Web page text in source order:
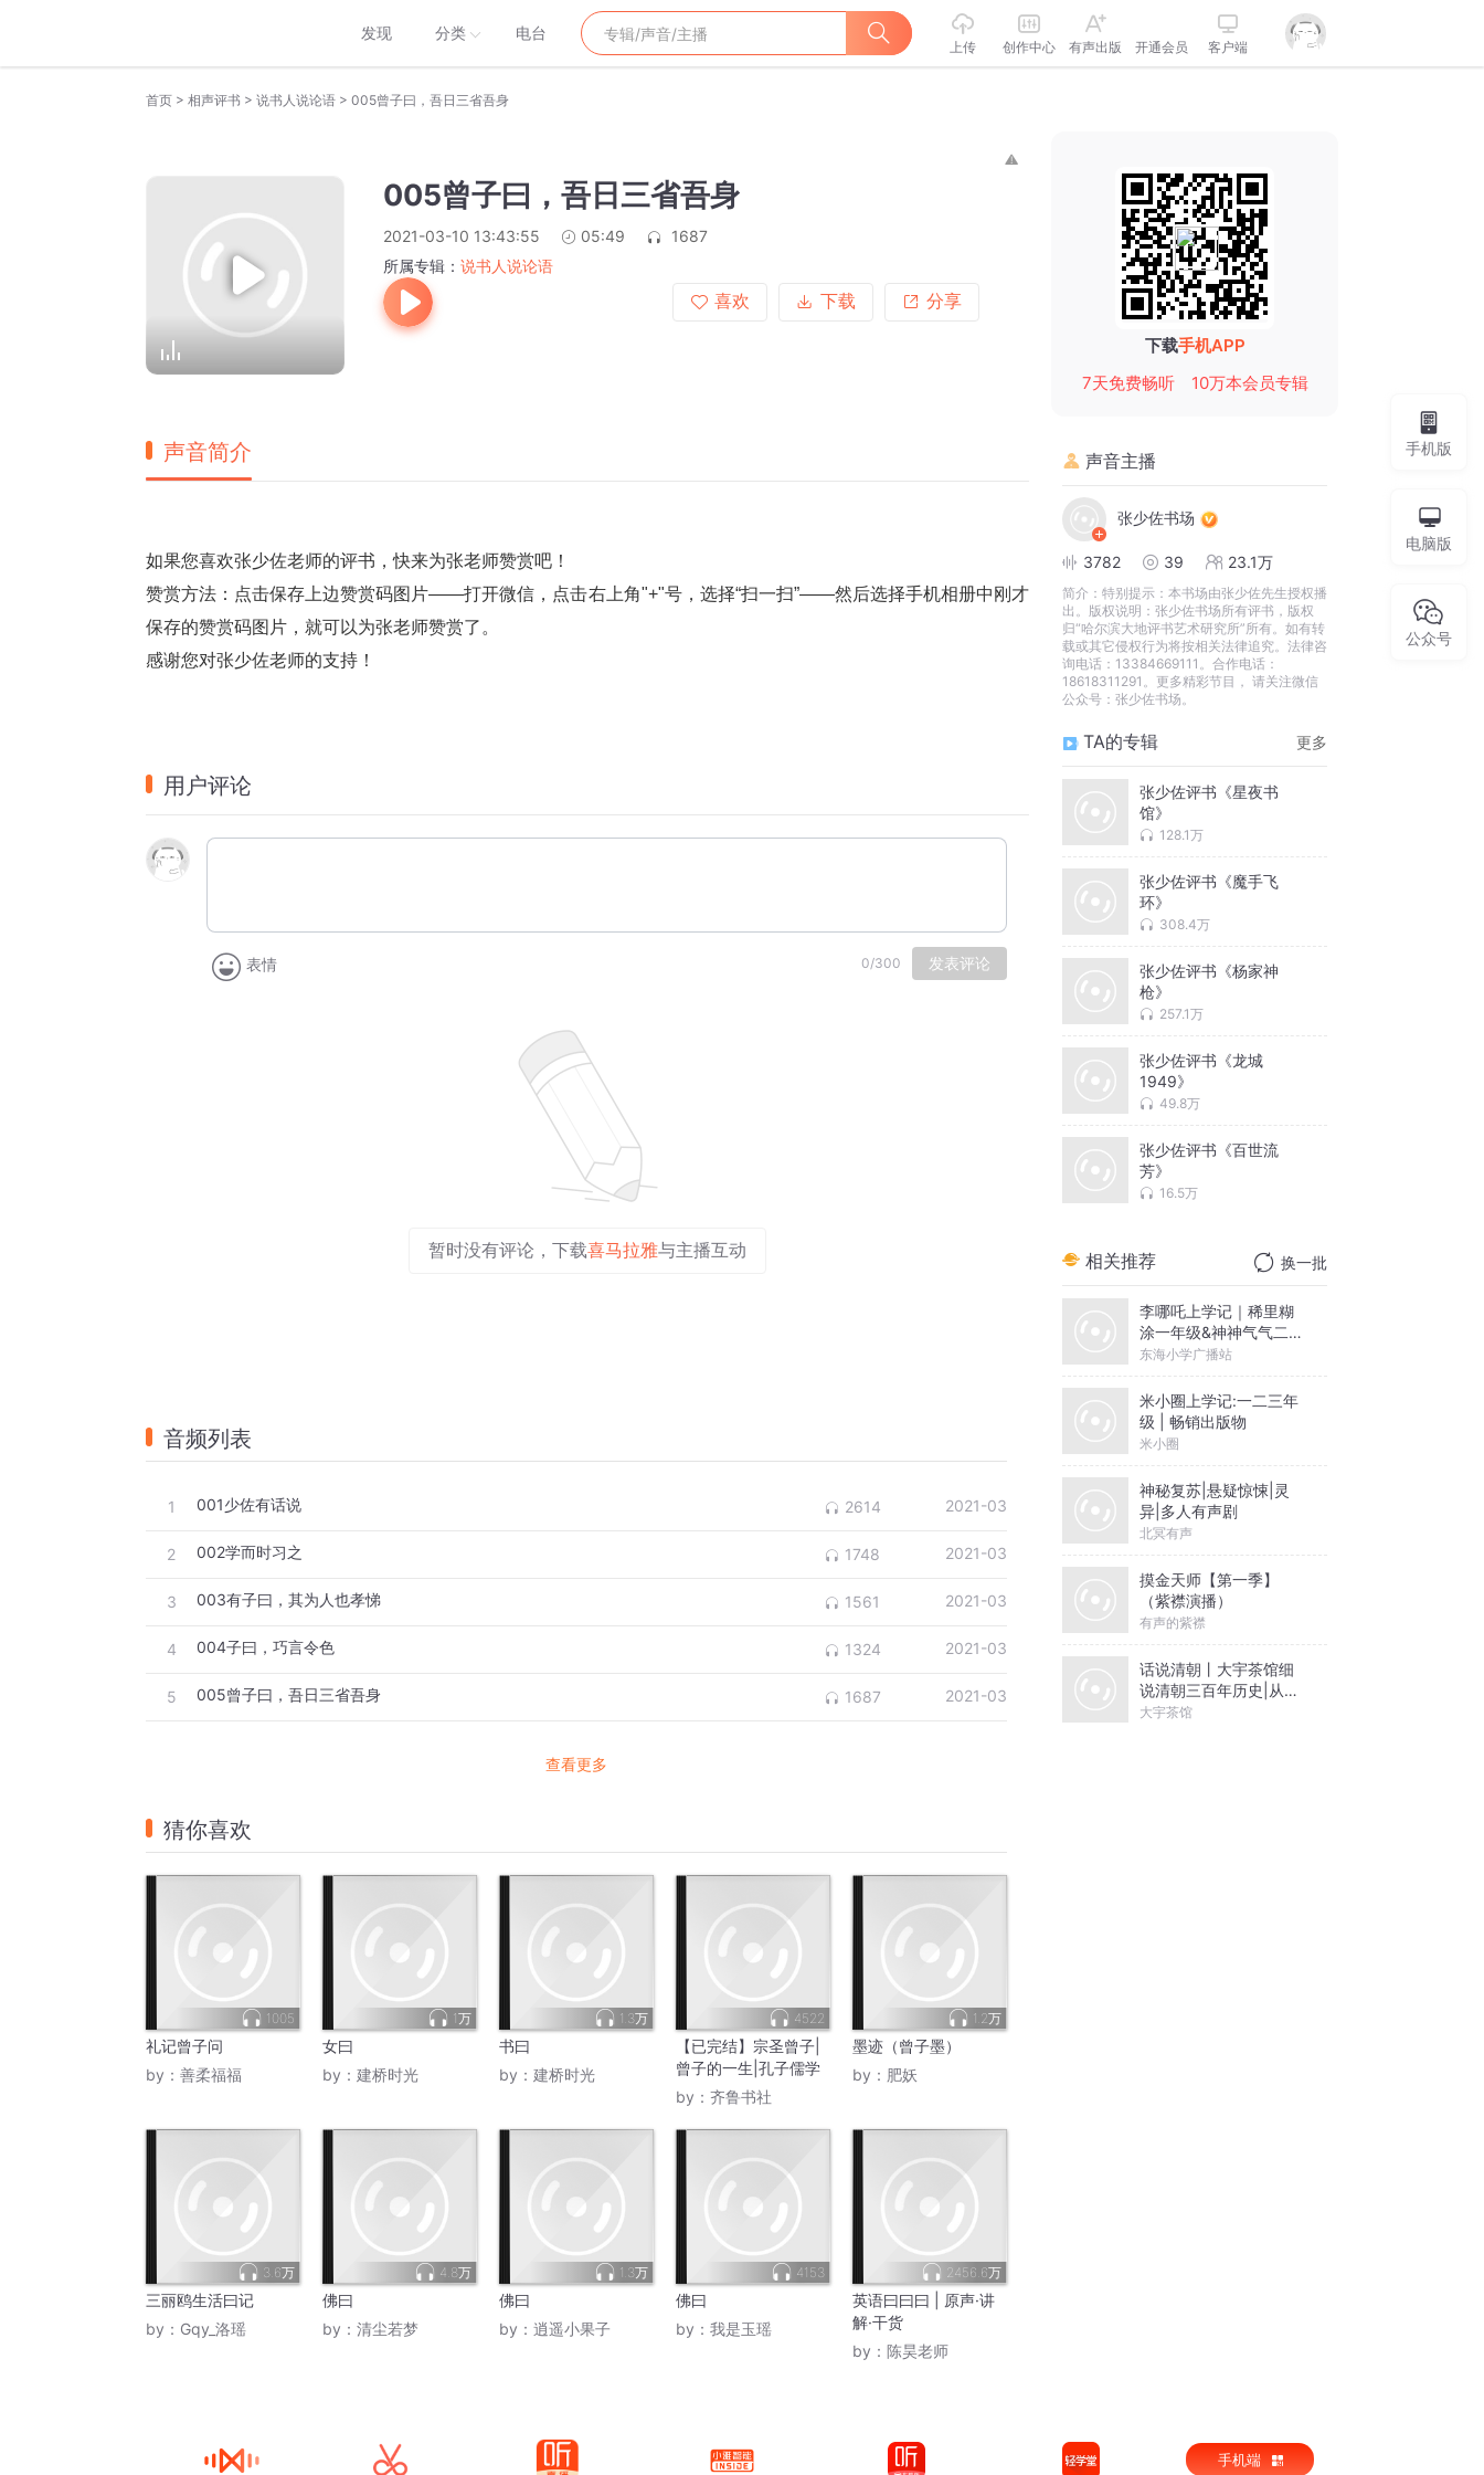
发现 分类 电台
上传 创作中心 有声出版 开通会员 客户端
首页 > 相声评书 > 说书人说论语 > 005曾子曰，吾日三省吾身
005曾子曰，吾日三省吾身
2021-03-10 13:43:55 05:49
1687
所属专辑： 说书人说论语
喜欢
下载 分享
声音简介
如果您喜欢张少佐老师的评书，快来为张老师赞赏吧！
赞赏方法：点击保存上边赞赏码图片——打开微信，点击右上角"+"号，选择“扫一扫”——然后选择手机相册中刚才
保存的赞赏码图片，就可以为张老师赞赏了。
感谢您对张少佐老师的支持！
用户评论
表情 0/300 发表评论
暂时没有评论，下载喜马拉雅与主播互动
音频列表
1 001少佐有话说 2614 2021-03
2 002学而时习之 1748 2021-03
3 003有子曰，其为人也孝悌 1561 2021-03
4 004子曰，巧言令色 1324 2021-03
5 005曾子曰，吾日三省吾身 1687 2021-03
查看更多
猜你喜欢
1005
礼记曾子问
by： 善柔福福
1万
女曰
by： 建桥时光
1.3万
书曰
by： 建桥时光
4522
【已完结】宗圣曾子|
曾子的一生|孔子儒学
by： 齐鲁书社
1.2万
墨迹（曾子墨）
by： 肥妖
3.6万
三丽鸥生活曰记
by： Gqy_洛瑶
4.8万
佛曰
by： 清尘若梦
1.3万
佛曰
by： 逍遥小果子
4153
佛曰
by： 我是玉瑶
2456.6万
英语曰曰曰 | 原声·讲
解·干货
by： 陈昊老师
下载手机APP
7天免费畅听
10万本会员专辑
声音主播
张少佐书场
3782 39 23.1万
简介： 特别提示：本书场由张少佐先生授权播
出。版权说明：张少佐书场所有评书，版权
归“哈尔滨大地评书艺术研究所”所有。如有转
载或其它侵权行为将按相关法律追究。法律咨
询电话：13384669111。合作电话：
18618311291。更多精彩节目， 请关注微信
公众号：张少佐书场。
TA的专辑 更多
张少佐评书《星夜书
馆》
128.1万
张少佐评书《魔手飞
环》
308.4万
张少佐评书《杨家神
枪》
257.1万
张少佐评书《龙城
1949》
49.8万
张少佐评书《百世流
芳》
16.5万
相关推荐 换一批
李哪吒上学记｜稀里糊
涂一年级&神神气气二年
级
东海小学广播站
米小圈上学记:一二三年
级 | 畅销出版物
米小圈
神秘复苏|悬疑惊悚|灵
异|多人有声剧
北冥有声
摸金天师【第一季】
（紫襟演播）
有声的紫襟
话说清朝丨大宇茶馆细
说清朝三百年历史|从努
尔哈赤到末代皇帝溥仪|
大宇茶馆
手机版
电脑版
公众号
手机端